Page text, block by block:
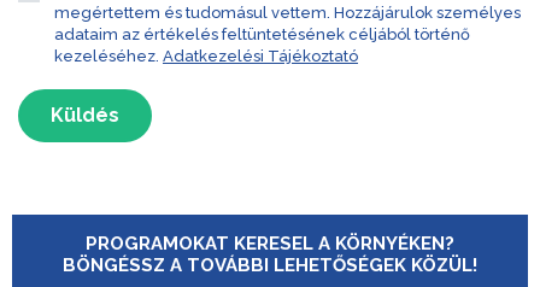
megértettem és tudomásul vettem. Hozzájárulok személyes
adataim az értékelés feltüntetésének céljából történő
kezeléséhez. Adatkezelési Tájékoztató
Küldés
PROGRAMOKAT KERESEL A KÖRNYÉKEN?
BÖNGÉSSZ A TOVÁBBI LEHETŐSÉGEK KÖZÜL!